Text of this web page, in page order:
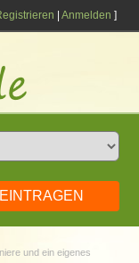
Anmelden ]
und ein eigenes